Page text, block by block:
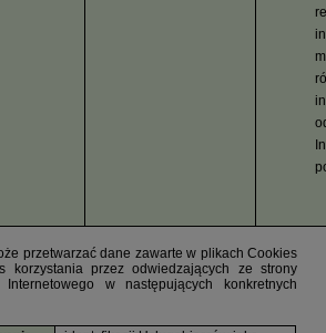
przetwarzać dane zawarte w plikach Cookies
korzystania przez odwiedzających ze strony
Internetowego w następujących konkretnych